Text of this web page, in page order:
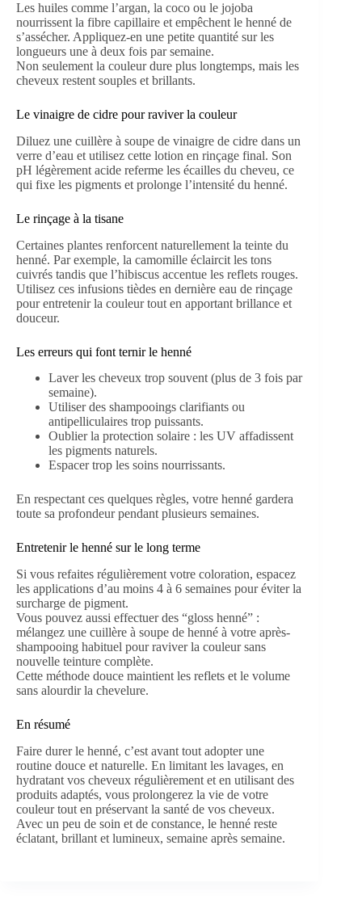
Les huiles comme l’argan, la coco ou le jojoba
nourrissent la fibre capillaire et empêchent le henné de
s’assécher. Appliquez-en une petite quantité sur les
longueurs une à deux fois par semaine.
Non seulement la couleur dure plus longtemps, mais les
cheveux restent souples et brillants.
Le vinaigre de cidre pour raviver la couleur
Diluez une cuillère à soupe de vinaigre de cidre dans un
verre d’eau et utilisez cette lotion en rinçage final. Son
pH légèrement acide referme les écailles du cheveu, ce
qui fixe les pigments et prolonge l’intensité du henné.
Le rinçage à la tisane
Certaines plantes renforcent naturellement la teinte du
henné. Par exemple, la camomille éclaircit les tons
cuivrés tandis que l’hibiscus accentue les reflets rouges.
Utilisez ces infusions tièdes en dernière eau de rinçage
pour entretenir la couleur tout en apportant brillance et
douceur.
Les erreurs qui font ternir le henné
Laver les cheveux trop souvent (plus de 3 fois par
semaine).
Utiliser des shampooings clarifiants ou
antipelliculaires trop puissants.
Oublier la protection solaire : les UV affadissent
les pigments naturels.
Espacer trop les soins nourrissants.
En respectant ces quelques règles, votre henné gardera
toute sa profondeur pendant plusieurs semaines.
Entretenir le henné sur le long terme
Si vous refaites régulièrement votre coloration, espacez
les applications d’au moins 4 à 6 semaines pour éviter la
surcharge de pigment.
Vous pouvez aussi effectuer des “gloss henné” :
mélangez une cuillère à soupe de henné à votre après-
shampooing habituel pour raviver la couleur sans
nouvelle teinture complète.
Cette méthode douce maintient les reflets et le volume
sans alourdir la chevelure.
En résumé
Faire durer le henné, c’est avant tout adopter une
routine douce et naturelle. En limitant les lavages, en
hydratant vos cheveux régulièrement et en utilisant des
produits adaptés, vous prolongerez la vie de votre
couleur tout en préservant la santé de vos cheveux.
Avec un peu de soin et de constance, le henné reste
éclatant, brillant et lumineux, semaine après semaine.